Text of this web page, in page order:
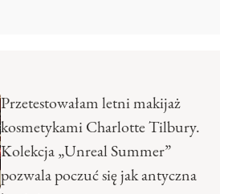
Przetestowałam letni makijaż
kosmetykami Charlotte Tilbury.
Kolekcja „Unreal Summer”
pozwala poczuć się jak antyczna